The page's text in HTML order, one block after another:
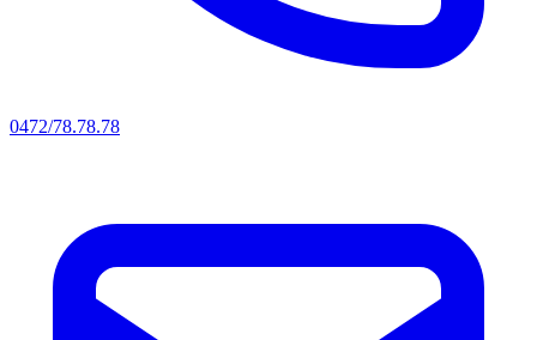
0472/78.78.78